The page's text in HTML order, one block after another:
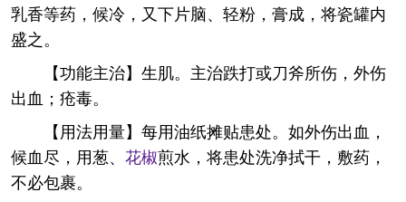
乳香等药，候冷，又下片脑、轻粉，膏成，将瓷罐内
盛之。
【功能主治】生肌。主治跌打或刀斧所伤，外伤
出血；疮毒。
【用法用量】每用油纸摊贴患处。如外伤出血，
候血尽，用葱、 花椒煎水，将患处洗净拭干，敷药，
不必包裹。